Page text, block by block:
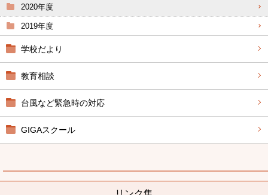
2020年度
2019年度
学校だより
教育相談
台風など緊急時の対応
GIGAスクール